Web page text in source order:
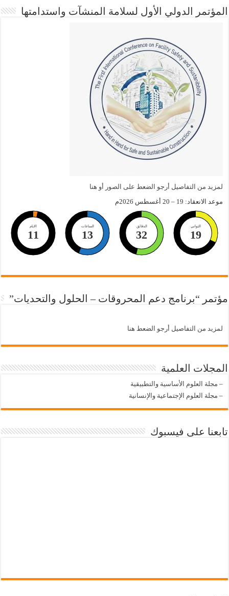
المؤتمر الدولي الأول لسلامة المنشآت واستدامتها
لمزيد من التفاصيل أرجو الضعط على الصور أو هنا
موعد الانعقاد: 19 – 20 أغسطس 2026م
الايام
11
الساعات
13
الدقائق
32
الثواني
18
مؤتمر “برنامج دعم المحروقات – الحلول والتحديات”
لمزيد من التفاصيل أرجو الضعط هنا
المجلات العلمية
– مجلة العلوم الأساسية والتطبيقية
– مجلة العلوم الإجتماعية والإنسانية
تابعنا على فيسبوك